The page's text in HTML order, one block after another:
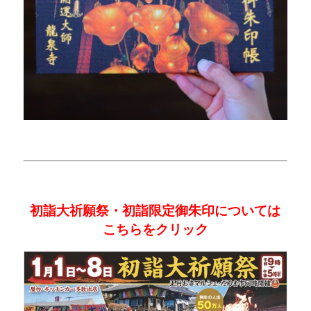
初詣大祈願祭・初詣限定御朱印については
こちらをクリック